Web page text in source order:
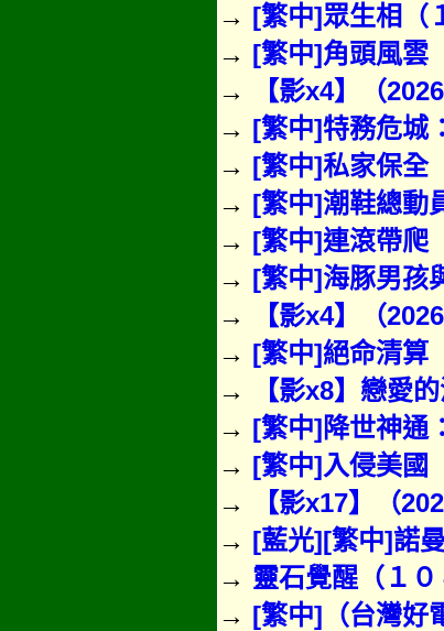
→ [繁中]眾生相（
→ [繁中]角頭風雲
→
【影x4】（
→ [繁中]特務危城
→ [繁中]私家保全
→ [繁中]潮鞋總動
→ [繁中]連滾帶爬
→ [繁中]海豚男孩
→
【影x4】（
→ [繁中]絕命清算
→
【影x8】戀愛
→ [繁中]降世神通
→ [繁中]入侵美國
→
【影x17】（
→ [藍光][繁中]諾
→ 靈石覺醒（１０
→ [繁中]（台灣好